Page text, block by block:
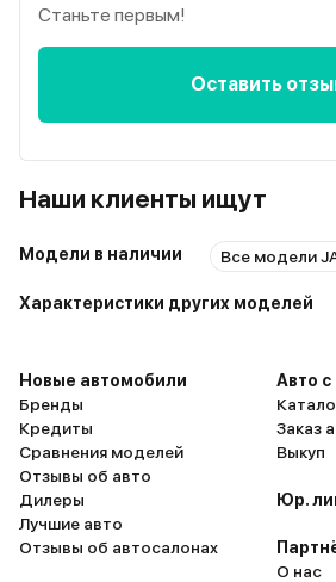
Станьте первым!
Оставить
Наши клиенты ищут
Модели в наличии Все модели
Характеристики других моделей
Новые автомобили
Бренды
Кредиты
Сравнения моделей
Отзывы об авто
Дилеры
Лучшие авто
Отзывы об автосалонах
Авто
Заказ
Выкуп
Юр.
О нас